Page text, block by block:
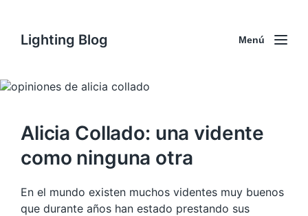
Lighting Blog Menú
Alicia Collado: una vidente
como ninguna otra
En el mundo existen muchos videntes muy buenos
que durante años han estado prestando sus